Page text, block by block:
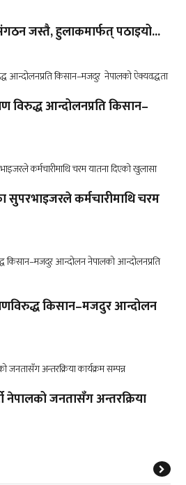
जस्तै, हुलाकमार्फत् पठाइयो...
विरुद्ध आन्दोलनप्रति किसान–
सुपरभाइजरले कर्मचारीमाथि चरम
किसान–मजदुर आन्दोलन
नेपालको जनतासँग अन्तरक्रिया